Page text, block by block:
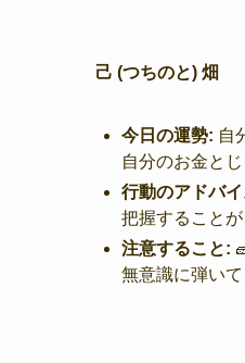
己 (つちのと) 畑
今日の運勢: 自
自分のお金と
行動のアドバ
把握すること
注意すること:
無意識に弾い